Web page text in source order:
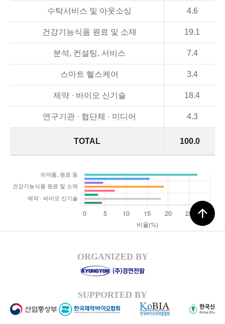
TOTAL 100.0
수탁서비스 및 아웃소싱 4.6
건강기능식품 원료 및 소재 19.1
분석, 컨설팅, 서비스 7.4
스마트 헬스케어 3.4
제약 · 바이오 신기술 18.4
연구기관 · 협단체 · 미디어 4.3
arrow_upward
ORGANIZED BY
SUPPORTED BY